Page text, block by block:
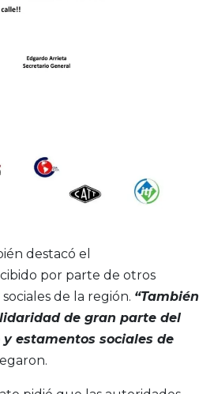
destacó el
por parte de otros
de la región. “También
de gran parte del
estamentos sociales de